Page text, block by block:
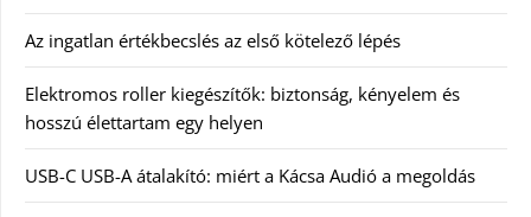
Az ingatlan értékbecslés az első kötelező lépés
Elektromos roller kiegészítők: biztonság, kényelem és
hosszú élettartam egy helyen
USB-C USB-A átalakító: miért a Kácsa Audió a megoldás